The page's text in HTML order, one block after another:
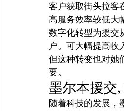
客户获取街头拉客
高服务效率较低大
数字化转型为援交
户。可大幅提高收
但这种转变也对她
要。
墨尔本援交,
随着科技的发展，